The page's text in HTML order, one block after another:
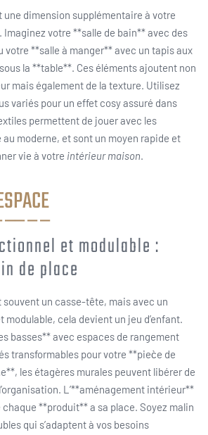
dimension supplémentaire à votre
. Imaginez votre **salle de bain** avec des
votre **salle à manger** avec un tapis aux
la **table**. Ces éléments ajoutent non
mais également de la texture. Utilisez
variés pour un effet cosy assuré dans
permettent de jouer avec les
moderne, et sont un moyen rapide et
vie à votre intérieur maison.
et modulable :
de place
souvent un casse-tête, mais avec un
cela devient un jeu d’enfant.
basses** avec espaces de rangement
transformables pour votre **piec̀e de
les étagères murales peuvent libérer de
L’**aménagement intérieur**
**produit** a sa place. Soyez malin
qui s’adaptent à vos besoins